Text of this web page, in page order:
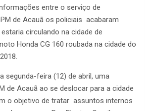
entre o serviço de
de Acauā os policiais acabaram
circulando na cidade de
Honda CG 160 roubada na cidade do
segunda-feira (12) de abril, uma
de Acauã ao se deslocar para a cidade
o objetivo de tratar assuntos internos